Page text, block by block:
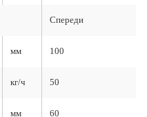
Спереди
мм 100
кг/ч 50
мм 60